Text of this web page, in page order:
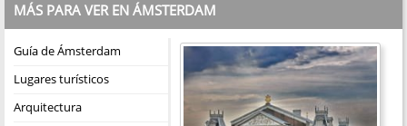
MÁS PARA VER EN ÁMSTERDAM
Guía de Ámsterdam
Lugares turísticos
Arquitectura